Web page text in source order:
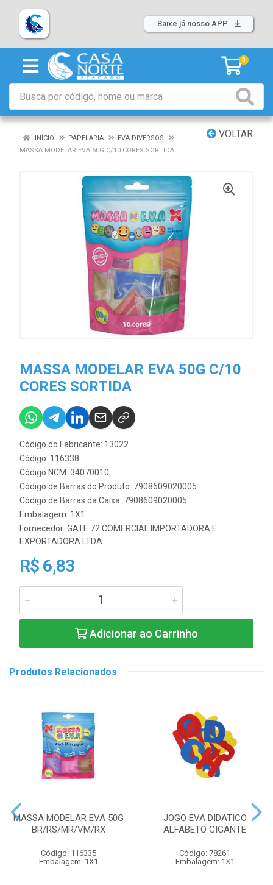
Baixe já nosso APP
0
VOLTAR
INÍCIO PAPELARIA
EVA DIVERSOS
MASSA MODELAR EVA 50G C/10 CORES SORTIDA
MASSA MODELAR EVA 50G C/10
CORES SORTIDA
Código do Fabricante: 13022
Código: 116338
Código NCM: 34070010
Código de Barras do Produto: 7908609020005
Código de Barras da Caixa: 7908609020005
Embalagem: 1X1
Fornecedor: GATE 72 COMERCIAL IMPORTADORA E
EXPORTADORA LTDA
R$ 6,83
Adicionar ao Carrinho
Produtos Relacionados
MASSA MODELAR EVA 50G
BR/RS/MR/VM/RX
Código: 116335
Embalagem: 1X1
JOGO EVA DIDATICO
ALFABETO GIGANTE
Código: 78261
Embalagem: 1X1